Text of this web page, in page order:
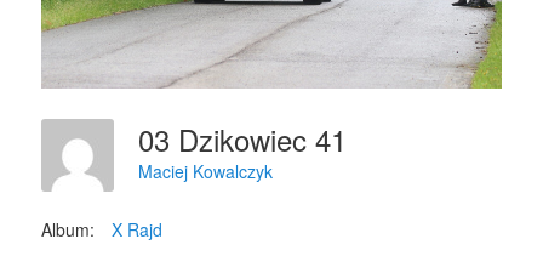
03 Dzikowiec 41
Maciej Kowalczyk
Album: X Rajd